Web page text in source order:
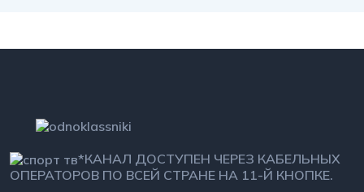
*КАНАЛ ДОСТУПЕН ЧЕРЕЗ КАБЕЛЬНЫХ
ОПЕРАТОРОВ ПО ВСЕЙ СТРАНЕ НА 11-Й КНОПКЕ.